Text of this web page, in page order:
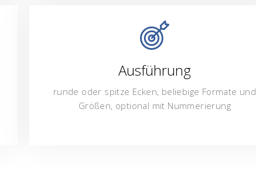
Ausführung
runde oder spitze Ecken, beliebige Formate und
Größen, optional mit Nummerierung